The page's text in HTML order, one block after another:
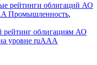
рейтинги облигаций АО
Промышленность,
рейтинг облигациям АО
уровне ruAAA